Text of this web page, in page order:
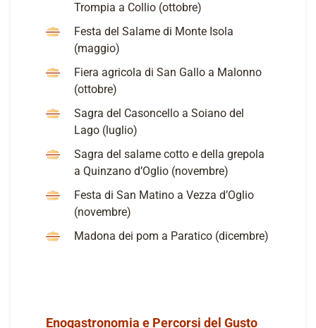
Trompia a Collio (ottobre)
Festa del Salame di Monte Isola
(maggio)
Fiera agricola di San Gallo a Malonno
(ottobre)
Sagra del Casoncello a Soiano del
Lago (luglio)
Sagra del salame cotto e della grepola
a Quinzano d’Oglio (novembre)
Festa di San Matino a Vezza d’Oglio
(novembre)
Madona dei pom a Paratico (dicembre)
Enogastronomia e Percorsi del Gusto